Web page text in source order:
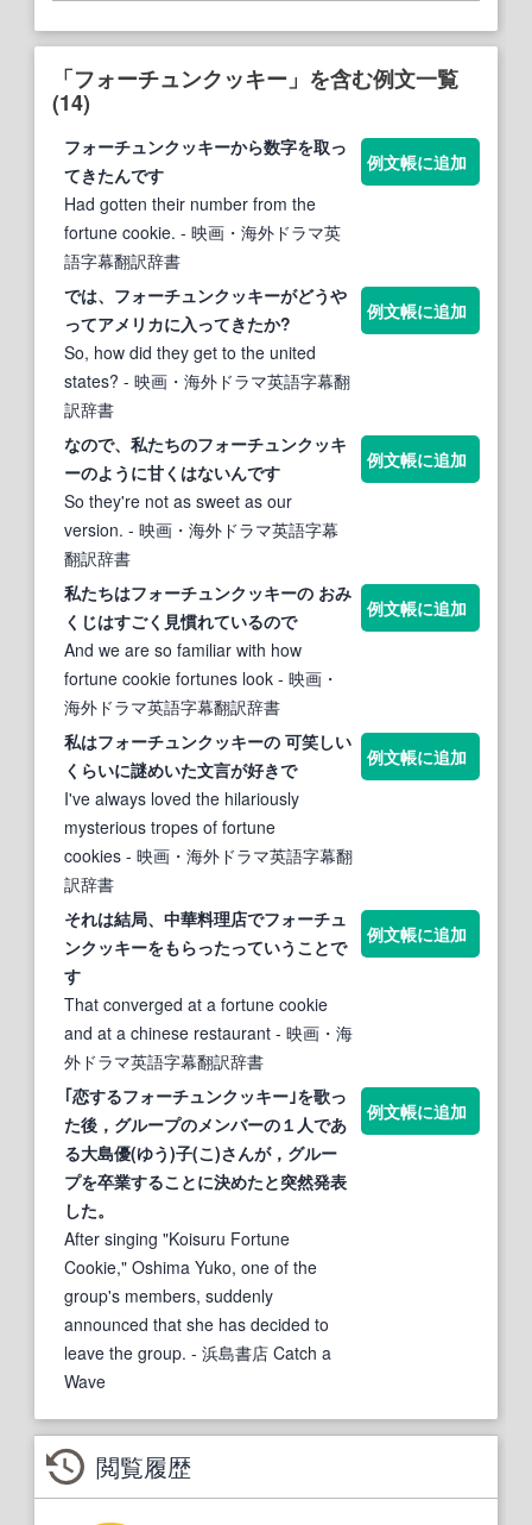
「フォーチュンクッキー」を含む例文一覧
(14)
フォーチュンクッキーから数字を取っ
てきたんです
Had gotten their number from the
fortune cookie. - 映画・海外ドラマ英
語字幕翻訳辞書
例文帳に追加
では、 フォーチュンクッキーがどうや
ってアメリカに入ってきたか?
So, how did they get to the united
states? - 映画・海外ドラマ英語字幕翻
訳辞書
例文帳に追加
なので、私たちのフォーチュンクッキ
ーのように甘くはないんです
So they're not as sweet as our
version. - 映画・海外ドラマ英語字幕
翻訳辞書
例文帳に追加
私たちはフォーチュンクッキーの おみ
くじはすごく見慣れているので
And we are so familiar with how
fortune cookie fortunes look - 映画・
海外ドラマ英語字幕翻訳辞書
例文帳に追加
私はフォーチュンクッキーの 可笑しい
くらいに謎めいた文言が好きで
I've always loved the hilariously
mysterious tropes of fortune
cookies - 映画・海外ドラマ英語字幕翻
訳辞書
例文帳に追加
それは結局、中華料理店でフォーチュ
ンクッキーをもらったっていうことで
す
That converged at a fortune cookie
and at a chinese restaurant - 映画・海
外ドラマ英語字幕翻訳辞書
例文帳に追加
｢恋するフォーチュンクッキー ｣を歌っ
た後，グループのメンバーの１人であ
る大島優(ゆう)子(こ)さんが，グルー
プを卒業することに決めたと突然発表
した。
After singing "Koisuru Fortune
Cookie," Oshima Yuko, one of the
group's members, suddenly
announced that she has decided to
leave the group. - 浜島書店 Catch a
Wave
例文帳に追加
閲覧履歴